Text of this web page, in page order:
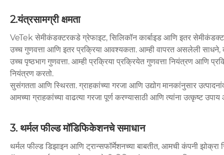
2.यंत्रसामग्री क्षमता
VeTek सेमीकंडक्टरकडे ग्रेफाइट, सिलिकॉन कार्बाइड आणि इतर
उच्च गुणवत्ता आणि इतर प्रक्रिया आवश्यकता. आम्ही वापरत असलेली साधने,
उच्च पृष्ठभाग गुणवत्ता. आम्ही प्रक्रिया प्रक्रियेत गुणवत्ता नियंत्रण आणि
नियंत्रण करतो.
सुसंगतता आणि स्थिरता. ग्राहकांच्या गरजा आणि उद्योग मानकांनुसार
आमच्या ग्राहकांच्या वाढत्या गरजा पूर्ण करण्यासाठी आणि त्यांना उत्कृष्ट
3. थर्मल फील्ड मॉडिफिकेशनचे समाधान
थर्मल फील्ड डिझाइन आणि ट्रान्सफॉर्मेशनच्या बाबतीत, आमची कंपनी